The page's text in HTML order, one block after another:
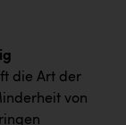
die Art der
von